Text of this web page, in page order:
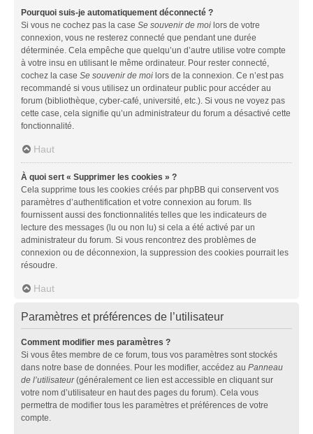
Pourquoi suis-je automatiquement déconnecté ?
Si vous ne cochez pas la case Se souvenir de moi lors de votre
connexion, vous ne resterez connecté que pendant une durée
déterminée. Cela empêche que quelqu’un d’autre utilise votre compte
à votre insu en utilisant le même ordinateur. Pour rester connecté,
cochez la case Se souvenir de moi lors de la connexion. Ce n’est pas
recommandé si vous utilisez un ordinateur public pour accéder au
forum (bibliothèque, cyber-café, université, etc.). Si vous ne voyez pas
cette case, cela signifie qu’un administrateur du forum a désactivé cette
fonctionnalité.
Haut
À quoi sert « Supprimer les cookies » ?
Cela supprime tous les cookies créés par phpBB qui conservent vos
paramètres d’authentification et votre connexion au forum. Ils
fournissent aussi des fonctionnalités telles que les indicateurs de
lecture des messages (lu ou non lu) si cela a été activé par un
administrateur du forum. Si vous rencontrez des problèmes de
connexion ou de déconnexion, la suppression des cookies pourrait les
résoudre.
Haut
Paramètres et préférences de l’utilisateur
Comment modifier mes paramètres ?
Si vous êtes membre de ce forum, tous vos paramètres sont stockés
dans notre base de données. Pour les modifier, accédez au Panneau
de l’utilisateur(généralement ce lien est accessible en cliquant sur
votre nom d’utilisateur en haut des pages du forum). Cela vous
permettra de modifier tous les paramètres et préférences de votre
compte.